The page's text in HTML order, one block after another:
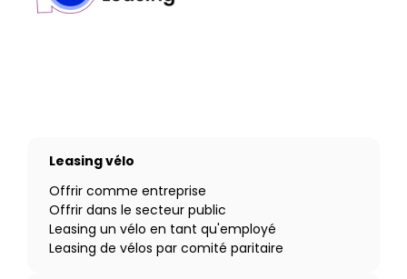
Leasing vélo
Offrir comme entreprise
Offrir dans le secteur public
Leasing un vélo en tant qu'employé
Leasing de vélos par comité paritaire